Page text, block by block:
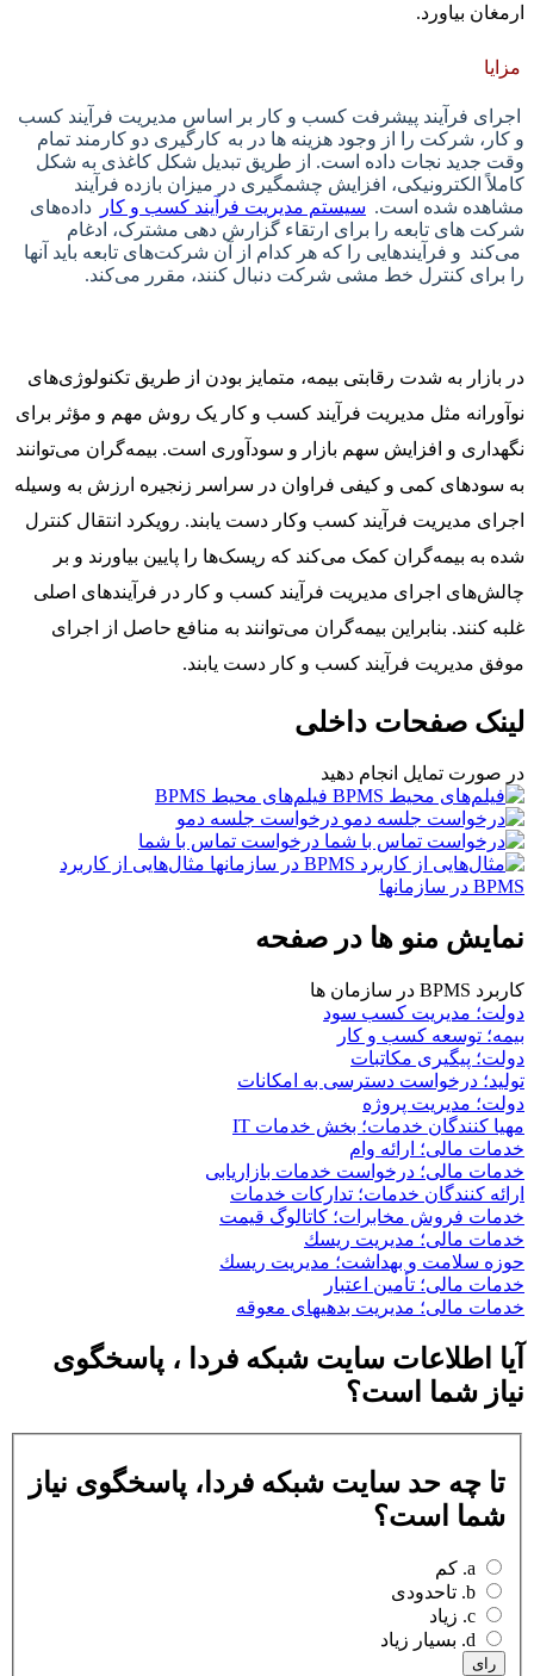
ارمغان بیاورد.
مزایا
اجرای فرآیند پیشرفت کسب و کار بر اساس مدیریت فرآیند کسب
و کار، شرکت را از وجود هزینه ها در به‌ کارگیری دو کارمند تمام
وقت جدید نجات داده است. از طریق تبدیل شکل کاغذی به شکل
کاملاً الکترونیکی، افزایش چشمگیری در میزان بازده فرآیند
مشاهده شده است. سیستم مدیریت فرآیند کسب و کار
داده‌های
شرکت های تابعه را برای ارتقاء گزارش دهی مشترک، ادغام
می‌کند و فرآیندهایی را که هر کدام از آن شرکت‌های تابعه باید آنها
را برای کنترل خط مشی شرکت دنبال کنند، مقرر می‌کند.
در بازار به شدت رقابتی بیمه، متمایز بودن از طریق تکنولوژی‌های
نوآورانه مثل مدیریت فرآیند کسب و کار یک روش مهم و مؤثر برای
نگهداری و افزایش سهم بازار و سودآوری است. بیمه‌گران می‌توانند
به سودهای کمی و کیفی فراوان در سراسر زنجیره ارزش به وسیله
اجرای مدیریت فرآیند کسب وکار دست یابند. رویکرد انتقال کنترل
شده به بیمه‌گران کمک می‌کند که ریسک‌ها را پایین بیاورند و بر
چالش‌های اجرای مدیریت فرآیند کسب و کار در فرآیندهای اصلی
غلبه کنند. بنابراین بیمه‌گران می‌توانند به منافع حاصل از اجرای
موفق مدیریت فرآیند کسب و کار دست یابند.
لینک صفحات داخلی
در صورت تمایل انجام دهید
فیلم‌های محیط BPMS
درخواست جلسه دمو
درخواست تماس با شما
مثال‌هایی از کاربرد
BPMS در سازمانها
نمایش منو ها در صفحه
کاربرد BPMS در سازمان ها
دولت؛ مدیریت کسب سود
بیمه؛ توسعه کسب و کار
دولت؛ پیگیری مکاتبات
تولید؛ درخواست دسترسی به امكانات
دولت؛ مدیریت پروژه
مهیا کنندگان خدمات؛ بخش خدمات IT
خدمات مالی؛ ارائه وام
خدمات مالی؛ درخواست خدمات بازاریابی
ارائه کنندگان خدمات؛ تدارکات خدمات
خدمات فروش مخابرات؛ کاتالوگ قیمت
خدمات مالی؛ مدیریت ریسك
حوزه سلامت و بهداشت؛ مدیریت ریسك
خدمات مالی؛ تأمین اعتبار
خدمات مالی؛ مدیریت بدهیهاى معوقه
آیا اطلاعات سایت شبکه فردا ، پاسخگوی
نیاز شما است؟
تا چه حد سایت شبکه فردا، پاسخگوی نیاز
شما است؟
رای